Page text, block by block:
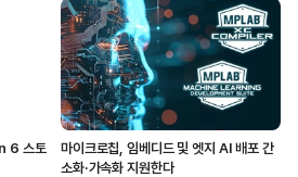
6 스토
마이크로칩, 임베디드 및 엣지 AI 배포 간
소화·가속화 지원한다